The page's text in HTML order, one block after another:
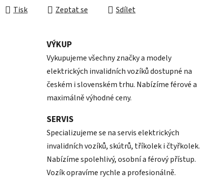
Tisk Zeptat se Sdílet
VÝKUP
Vykupujeme všechny značky a modely
elektrických invalidních vozíků dostupné na
českém i slovenském trhu. Nabízíme férové a
maximálně výhodné ceny.
SERVIS
Specializujeme se na servis elektrických
invalidních vozíků, skútrů, tříkolek i čtyřkolek.
Nabízíme spolehlivý, osobní a férový přístup.
Vozík opravíme rychle a profesionálně.